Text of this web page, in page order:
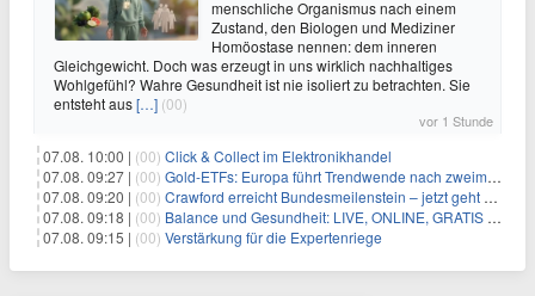
menschliche Organismus nach einem
Zustand, den Biologen und Mediziner
Homöostase nennen: dem inneren
Gleichgewicht. Doch was erzeugt in uns wirklich nachhaltiges
Wohlgefühl? Wahre Gesundheit ist nie isoliert zu betrachten. Sie
entsteht aus[…] (00)
vor 1 Stunde
07.08. 10:00 | (00) Click & Collect im Elektronikhandel
07.08. 09:27 | (00) Gold-ETFs: Europa führt Trendwende nach zweimonatiger Schwächephase an
07.08. 09:20 | (00) Crawford erreicht Bundesmeilenstein – jetzt geht es in die finale Phase!
07.08. 09:18 | (00) Balance und Gesundheit: LIVE, ONLINE, GRATIS am Mi 19.08.2026 um 19:00 Uhr
07.08. 09:15 | (00) Verstärkung für die Expertenriege